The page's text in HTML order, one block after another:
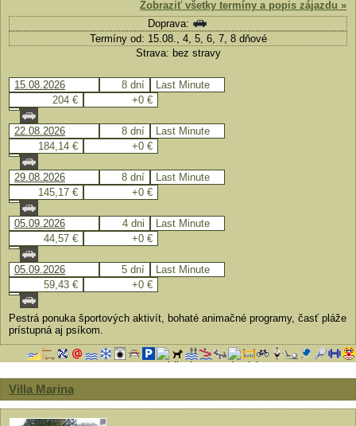
Zobraziť všetky termíny a popis zájazdu »
Doprava:
Termíny od: 15.08., 4, 5, 6, 7, 8 dňové
Strava: bez stravy
15.08.2026 8 dní
Last Minute
204 €
+0 €
22.08.2026 8 dní
Last Minute
184,14 €
+0 €
29.08.2026 8 dní
Last Minute
145,17 €
+0 €
05.09.2026 4 dni
Last Minute
44,57 €
+0 €
05.09.2026 5 dní
Last Minute
59,43 €
+0 €
Pestrá ponuka športových aktivít, bohaté animačné programy, časť pláže
prístupná aj psíkom.
Villa Marina